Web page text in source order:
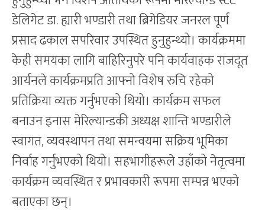
डेलिगेट डा. ह्यारी भण्डारी तथा ब्रिगेडियर जनरल पूर्ण
प्रसाद ढकाल सपरिवार उपस्थित हुनुहुन्थ्यो। कार्यक्रममा
केही समयका लागि बाहिरिनुपरे पनि कार्यवाहक राजदूत
आर्यनले कार्यक्रमप्रति आफ्नो विशेष रुचि रहेको
प्रतिक्रिया व्यक्त गर्नुभएको थियो। कार्यक्रम सफल
बनाउन इनास मेरिल्यान्डकी अध्यक्ष शान्ति भण्डारीले
स्वागत, व्यवस्थापन तथा समन्वयमा सक्रिय भूमिका
निर्वाह गर्नुभएको थियो। सहभागीहरूले उहाँको नेतृत्वमा
कार्यक्रम व्यवस्थित र प्रभावकारी रूपमा सम्पन्न भएको
बताएका छन्।